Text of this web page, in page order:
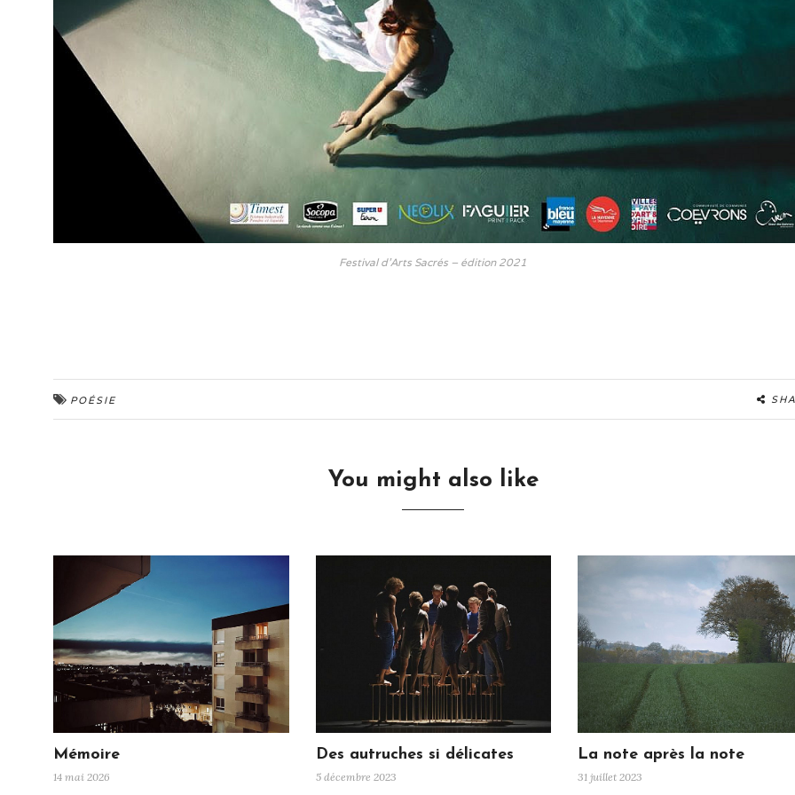
Festival d’Arts Sacrés – édition 2021
POÉSIE
You might also like
Mémoire
14 mai 2026
Des autruches si délicates
5 décembre 2023
La note après la note
31 juillet 2023